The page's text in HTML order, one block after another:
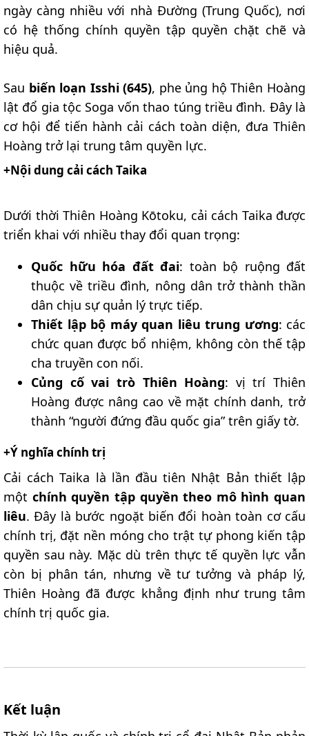
ngày càng nhiều với nhà Đường (Trung Quốc), nơi
có hệ thống chính quyền tập quyền chặt chẽ và
hiệu quả.
Sau biến loạn Isshi (645), phe ủng hộ Thiên Hoàng
lật đổ gia tộc Soga vốn thao túng triều đình. Đây là
cơ hội để tiến hành cải cách toàn diện, đưa Thiên
Hoàng trở lại trung tâm quyền lực.
+Nội dung cải cách Taika​
Dưới thời Thiên Hoàng Kōtoku, cải cách Taika được
triển khai với nhiều thay đổi quan trọng:
Quốc hữu hóa đất đai: toàn bộ ruộng đất
thuộc về triều đình, nông dân trở thành thần
dân chịu sự quản lý trực tiếp.
Thiết lập bộ máy quan liêu trung ương: các
chức quan được bổ nhiệm, không còn thế tập
cha truyền con nối.
Củng cố vai trò Thiên Hoàng: vị trí Thiên
Hoàng được nâng cao về mặt chính danh, trở
thành “người đứng đầu quốc gia” trên giấy tờ.
+Ý nghĩa chính trị​
Cải cách Taika là lần đầu tiên Nhật Bản thiết lập
một chính quyền tập quyền theo mô hình quan
liêu. Đây là bước ngoặt biến đổi hoàn toàn cơ cấu
chính trị, đặt nền móng cho trật tự phong kiến tập
quyền sau này. Mặc dù trên thực tế quyền lực vẫn
còn bị phân tán, nhưng về tư tưởng và pháp lý,
Thiên Hoàng đã được khẳng định như trung tâm
chính trị quốc gia.
Kết luận​